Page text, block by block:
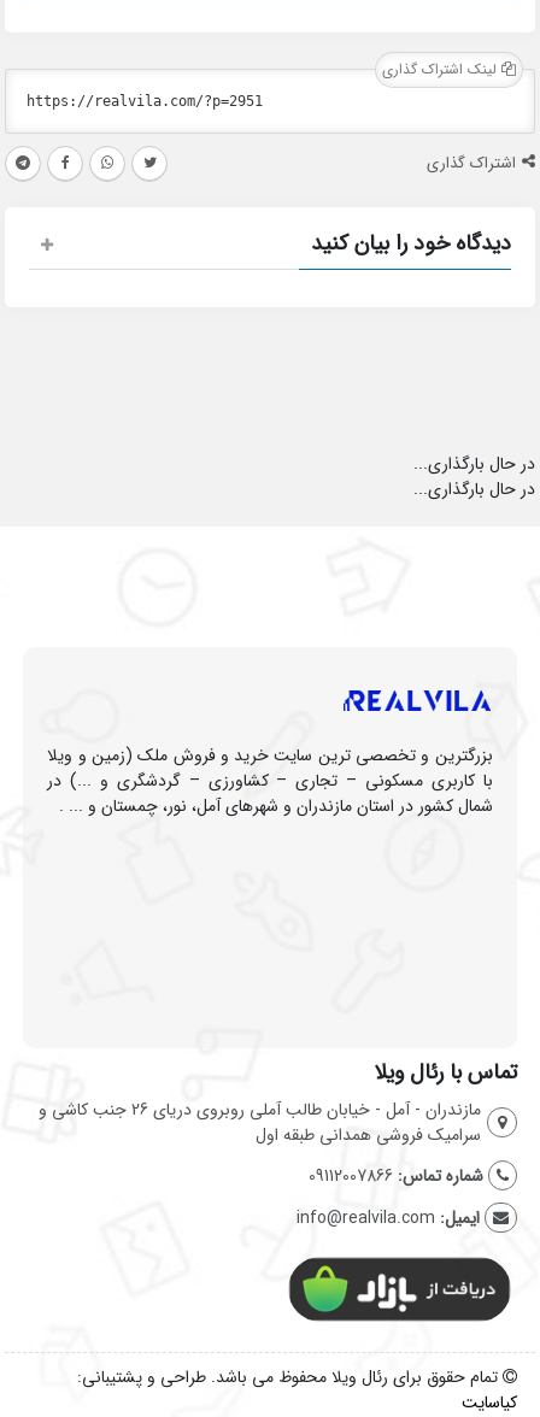
لینک اشتراک گذاری
اشتراک گذاری
دیدگاه خود را بیان کنید
در حال بارگذاری...
در حال بارگذاری...
بزرگترین و تخصصی ترین سایت خرید و فروش ملک (زمین و ویلا
با کاربری مسکونی – تجاری – کشاورزی – گردشگری و ...) در
شمال کشور در استان مازندران و شهرهای آمل، نور، چمستان و ... .
تماس با رئال ویلا
مازندران - آمل - خیابان طالب آملی روبروی دریای 26 جنب کاشی و
سرامیک فروشی همدانی طبقه اول
شماره تماس: 09112007866
ایمیل: info@realvila.com
تمام حقوق برای رئال ویلا محفوظ می باشد. طراحی و پشتیبانی:
کیاسایت